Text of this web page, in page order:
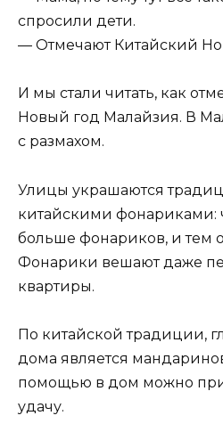
спросили дети.
— Отмечают Китайский
И мы стали читать, как
Новый год Малайзия. В
с размахом.
Улицы украшаются
китайскими фонариками:
больше фонариков, и тем
Фонарики вешают даже
квартиры.
По китайской традиции,
дома является
помощью в дом можно
удачу.